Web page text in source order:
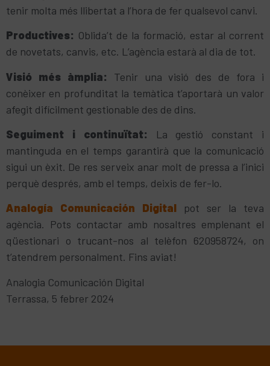
tenir molta més llibertat a l’hora de fer qualsevol canvi.
Productives: Oblida’t de la formació, estar al corrent
de novetats, canvis, etc. L’agència estarà al dia de tot.
Visió més àmplia: Tenir una visió des de fora i
conèixer en profunditat la temàtica t’aportarà un valor
afegit difícilment gestionable des de dins.
Seguiment i continuïtat: La gestió constant i
mantinguda en el temps garantirà que la comunicació
sigui un èxit. De res serveix anar molt de pressa a l’inici
perquè després, amb el temps, deixis de fer-lo.
Analogía Comunicación Digital pot ser la teva
agència. Pots contactar amb nosaltres emplenant el
qüestionari o trucant-nos al telèfon 620958724, on
t’atendrem personalment. Fins aviat!
Analogia Comunicación Digital
Terrassa, 5 febrer 2024